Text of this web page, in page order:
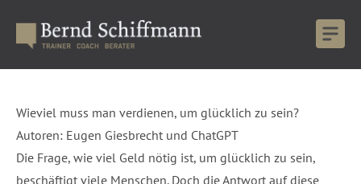
Wieviel muss man verdienen, um glücklich zu sein?
Autoren: Eugen Giesbrecht und ChatGPT
Die Frage, wie viel Geld nötig ist, um glücklich zu sein,
beschäftigt viele Menschen. Doch die Antwort auf diese